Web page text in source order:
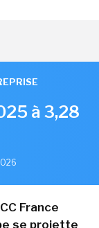
à 3,28
France
se projette